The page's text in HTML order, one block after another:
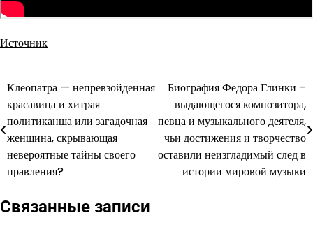
Источник
Навигация
по
записям
Клеопатра — непревзойденная
красавица и хитрая
политиканша или загадочная
женщина, скрывающая
невероятные тайны своего
правления?
Биография Федора Глинки –
выдающегося композитора,
певца и музыкального деятеля,
чьи достижения и творчество
оставили неизгладимый след в
истории мировой музыки
Связанные записи